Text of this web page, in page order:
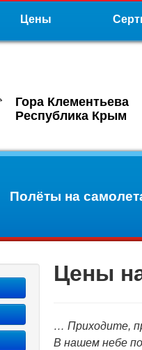
Цены
Гора Клементьева
Республика Крым
Полёты на
Цены
… Приходите,
В нашем небе